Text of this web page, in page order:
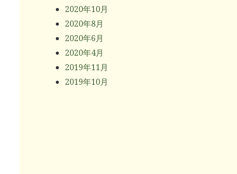
2020年10月
2020年8月
2020年6月
2020年4月
2019年11月
2019年10月